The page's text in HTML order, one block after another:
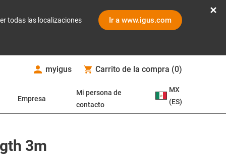
todas las localizaciones Ir a www.igus.com
myigus Carrito de la compra (0)
Empresa
Mi persona de
contacto
MX
(ES)
3m